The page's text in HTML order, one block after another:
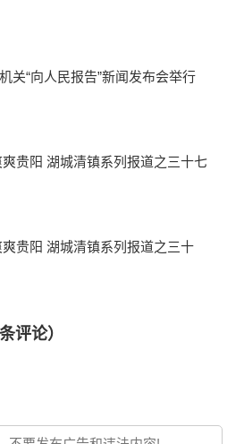
关“向人民报告”新闻发布会举行
贵阳 湖城清镇系列报道之三十七
贵阳 湖城清镇系列报道之三十
评论）